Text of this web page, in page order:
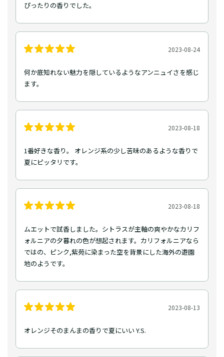
ぴったりの香りでした。
2023-08-24
何か底知れない魅力を隠しているようなアンニュイさを感じ
ます。
2023-08-18
1番好きな香り。 オレンジ系の少し苦味のあるような香りで
夏にピッタリです。
2023-08-18
ムエットで試香しました。シトラスが主軸の爽やかなカリフ
ォルニアの夕暮れの色が想起されます。カリフォルニアなら
ではの、ピンク,紫苑に染まった空を背景にした海外の遊園
地のようです。
2023-08-13
オレンジそのまんまの香りで夏にいい Y.S.